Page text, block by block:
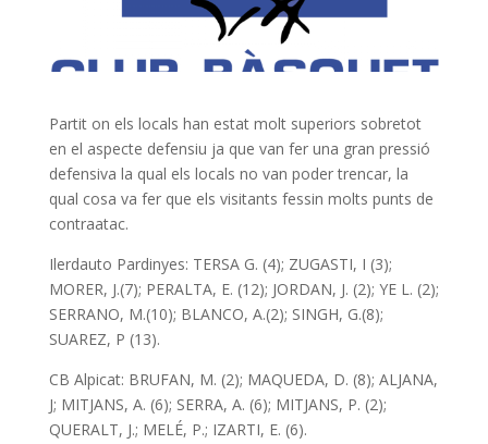
Partit on els locals han estat molt superiors sobretot
en el aspecte defensiu ja que van fer una gran pressió
defensiva la qual els locals no van poder trencar, la
qual cosa va fer que els visitants fessin molts punts de
contraatac.
Ilerdauto Pardinyes: TERSA G. (4); ZUGASTI, I (3);
MORER, J.(7); PERALTA, E. (12); JORDAN, J. (2); YE L. (2);
SERRANO, M.(10); BLANCO, A.(2); SINGH, G.(8);
SUAREZ, P (13).
CB Alpicat: BRUFAN, M. (2); MAQUEDA, D. (8); ALJANA,
J; MITJANS, A. (6); SERRA, A. (6); MITJANS, P. (2);
QUERALT, J.; MELÉ, P.; IZARTI, E. (6).